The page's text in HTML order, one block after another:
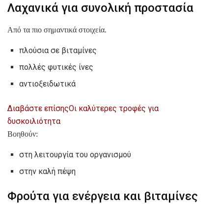
Λαχανικά για συνολική προστασία
Από τα πιο σημαντικά στοιχεία.
πλούσια σε βιταμίνες
πολλές φυτικές ίνες
αντιοξειδωτικά
Διαβάστε επίσηςΟι καλύτερες τροφές για
δυσκοιλιότητα
Βοηθούν:
στη λειτουργία του οργανισμού
στην καλή πέψη
Φρούτα για ενέργεια και βιταμίνες